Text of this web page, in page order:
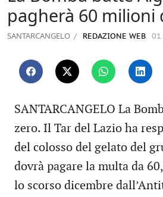
pagherà 60 milioni
SANTARCANGELO REDAZIONE WEB 01
SANTARCANGELO La
zero. Il Tar del Lazio ha
del colosso del gelato del
dovrà pagare la multa da
lo scorso dicembre